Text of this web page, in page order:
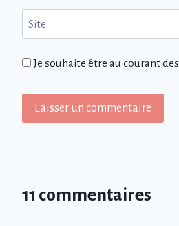
Site
Je souhaite être au courant
11 commentaires